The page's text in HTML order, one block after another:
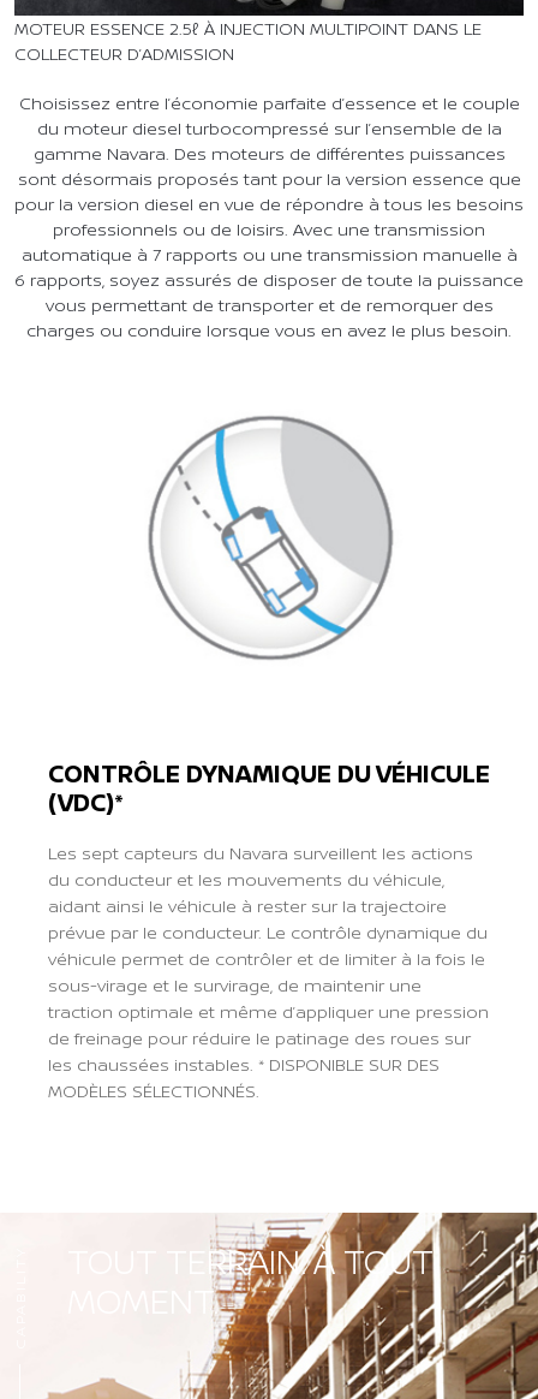
MOTEUR ESSENCE 2.5ℓ À INJECTION MULTIPOINT DANS LE
COLLECTEUR D’ADMISSION
Choisissez entre l’économie parfaite d’essence et le couple
du moteur diesel turbocompressé sur l’ensemble de la
gamme Navara. Des moteurs de différentes puissances
sont désormais proposés tant pour la version essence que
pour la version diesel en vue de répondre à tous les besoins
professionnels ou de loisirs. Avec une transmission
automatique à 7 rapports ou une transmission manuelle à
6 rapports, soyez assurés de disposer de toute la puissance
vous permettant de transporter et de remorquer des
charges ou conduire lorsque vous en avez le plus besoin.
CONTRÔLE DYNAMIQUE DU VÉHICULE
(VDC)*
Les sept capteurs du Navara surveillent les actions
du conducteur et les mouvements du véhicule,
aidant ainsi le véhicule à rester sur la trajectoire
prévue par le conducteur. Le contrôle dynamique du
véhicule permet de contrôler et de limiter à la fois le
sous-virage et le survirage, de maintenir une
traction optimale et même d’appliquer une pression
de freinage pour réduire le patinage des roues sur
les chaussées instables. * DISPONIBLE SUR DES
MODÈLES SÉLECTIONNÉS.
TOUT TERRAIN. À TOUT
MOMENT.